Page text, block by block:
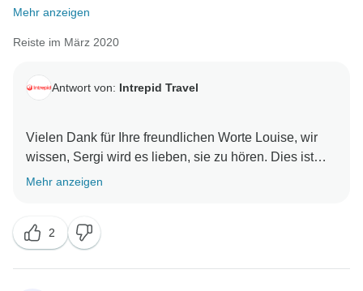
Mehr anzeigen
Reiste im März 2020
Antwort von: Intrepid Travel
Vielen Dank für Ihre freundlichen Worte Louise, wir
wissen, Sergi wird es lieben, sie zu hören. Dies ist
eine sehr schwierige Zeit für alle und hoffen, dass Sie
Mehr anzeigen
2